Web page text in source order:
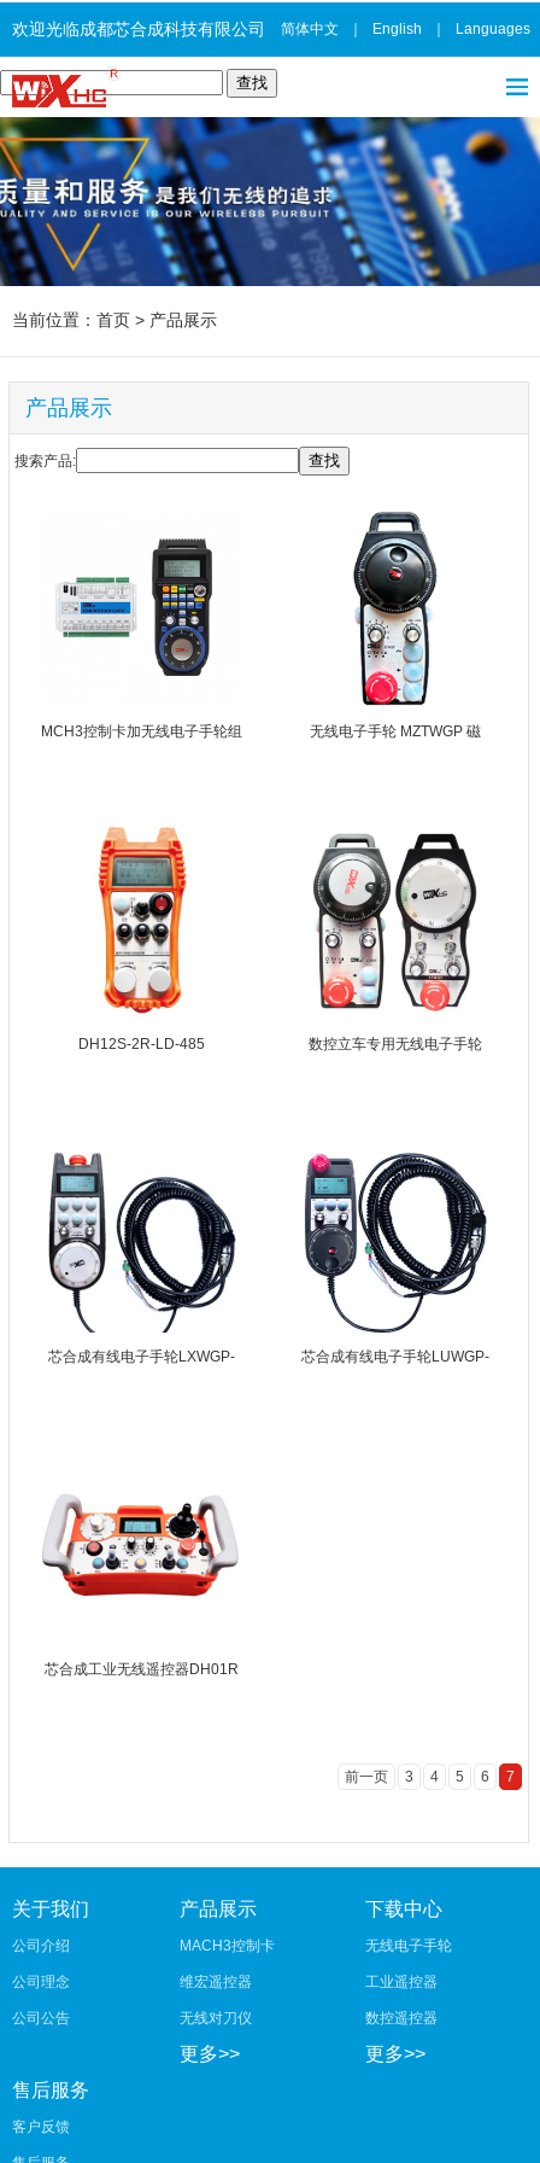
欢迎光临成都芯合成科技有限公司 简体中文 English Languages
当前位置： 首页 > 产品展示
产品展示
搜索产品:
MCH3控制卡加无线电子手轮组 无线电子手轮 MZTWGP 磁
DH12S-2R-LD-485 数控立车专用无线电子手轮
芯合成有线电子手轮LXWGP- 芯合成有线电子手轮LUWGP-
芯合成工业无线遥控器DH01R
前一页 3 4 5 6 7
关于我们
公司介绍
公司理念
公司公告
产品展示
MACH3控制卡
维宏遥控器
无线对刀仪
更多>>
下载中心
无线电子手轮
工业遥控器
数控遥控器
更多>>
售后服务
客户反馈